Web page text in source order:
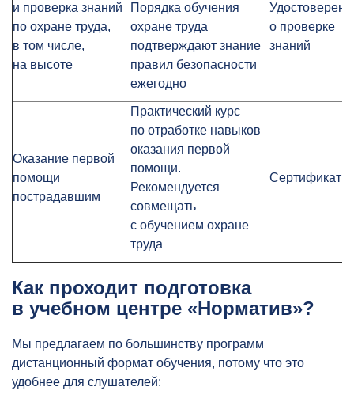
и проверка знаний
по охране труда,
в том числе,
на высоте
Порядка обучения
охране труда
подтверждают знание
правил безопасности
ежегодно
о проверке
знаний
Оказание первой
помощи
пострадавшим
Практический курс
по отработке навыков
оказания первой
помощи.
Рекомендуется
совмещать
с обучением охране
труда
Сертификат
Как проходит подготовка
в учебном центре «Норматив»?
Мы предлагаем по большинству программ
дистанционный формат обучения, потому что это
удобнее для слушателей: